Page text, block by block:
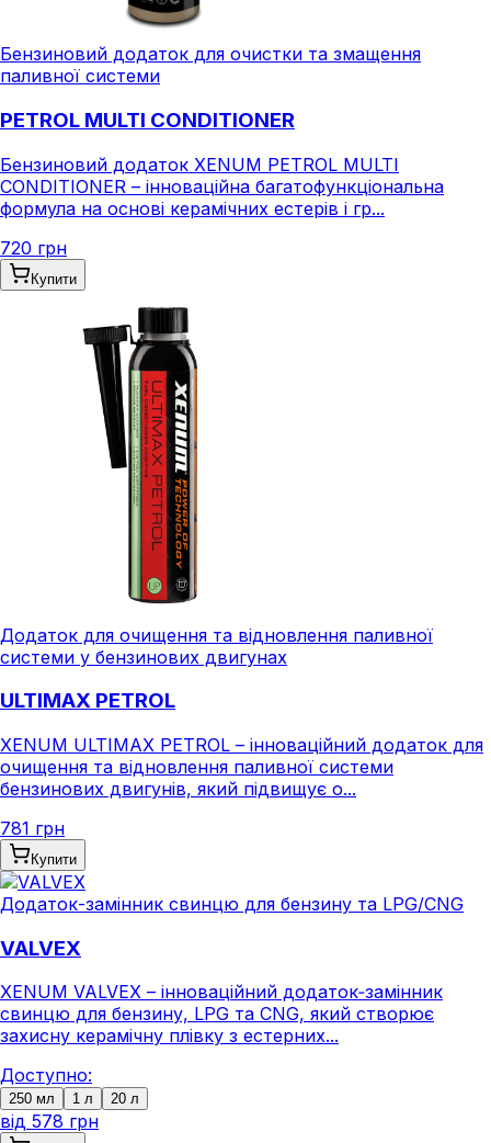
Бензиновий додаток для очистки та змащення
паливної системи
PETROL MULTI CONDITIONER
Бензиновий додаток XENUM PETROL MULTI
CONDITIONER – інноваційна багатофункціональна
формула на основі керамічних естерів і гр...
720 грн
Купити
Додаток для очищення та відновлення паливної
системи у бензинових двигунах
ULTIMAX PETROL
XENUM ULTIMAX PETROL – інноваційний додаток для
очищення та відновлення паливної системи
бензинових двигунів, який підвищує о...
781 грн
Купити
Додаток-замінник свинцю для бензину та LPG/CNG
VALVEX
XENUM VALVEX – інноваційний додаток‑замінник
свинцю для бензину, LPG та CNG, який створює
захисну керамічну плівку з естерних...
Доступно:
250 мл 1 л 20 л
від 578 грн